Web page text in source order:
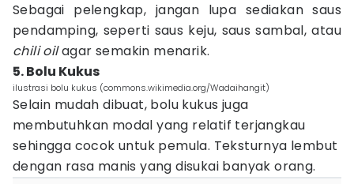
Sebagai pelengkap, jangan lupa sediakan saus
pendamping, seperti saus keju, saus sambal, atau
chili oilagar semakin menarik.
5. Bolu Kukus
ilustrasi bolu kukus (commons.wikimedia.org/Wadaihangit)
Selain mudah dibuat, bolu kukus juga
membutuhkan modal yang relatif terjangkau
sehingga cocok untuk pemula. Teksturnya lembut
dengan rasa manis yang disukai banyak orang.